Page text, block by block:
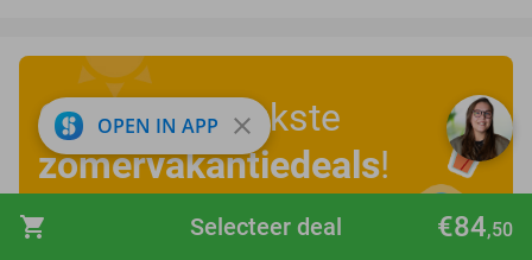
shopping_cart €84,50
Selecteer deal
Ontdek de leukste
zomervakantiedeals!
OPEN IN APP close